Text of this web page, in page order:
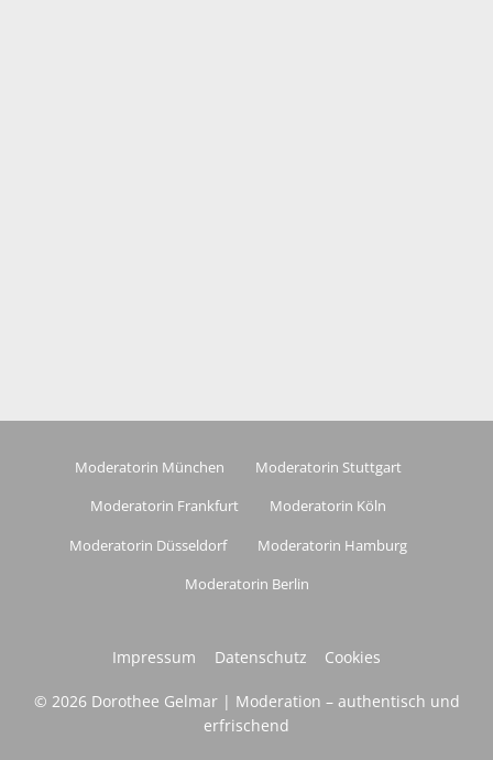
Moderatorin München
Moderatorin Stuttgart
Moderatorin Frankfurt
Moderatorin Köln
Moderatorin Düsseldorf
Moderatorin Hamburg
Moderatorin Berlin
© 2026 Dorothee Gelmar | Moderation – authentisch und
erfrischend
Impressum Datenschutz Cookies